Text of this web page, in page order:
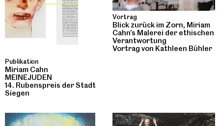
Publikation
Miriam Cahn
MEINEJUDEN
14. Rubenspreis der Stadt
Siegen
Vortrag
Blick zurück im Zorn, Miriam
Cahn's Malerei der ethischen
Verantwortung
Vortrag von Kathleen Bühler